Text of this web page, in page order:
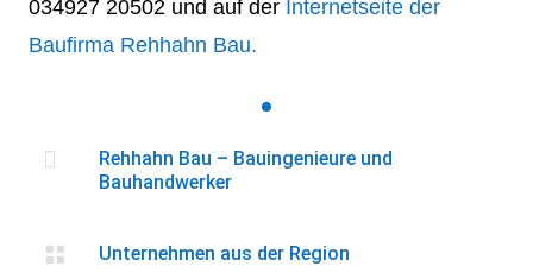
034927 20502 und auf derInternetseite der
Baufirma Rehhahn Bau.

Rehhahn Bau – Bauingenieure und
Bauhandwerker
 Unternehmen aus der Region